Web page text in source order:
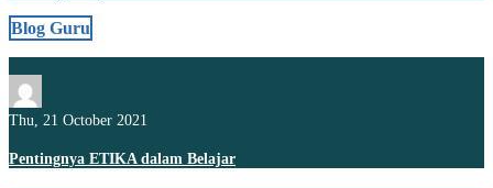
Blog Guru
Thu, 21 October 2021
Pentingnya ETIKA dalam Belajar